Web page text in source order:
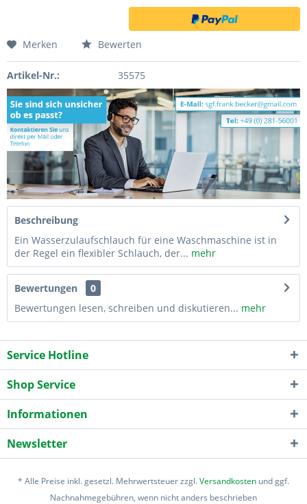
Merken Bewerten
Artikel-Nr.: 35575
Beschreibung
Ein Wasserzulaufschlauch für eine Waschmaschine ist in
der Regel ein flexibler Schlauch, der... mehr
Bewertungen
0
Bewertungen lesen, schreiben und diskutieren... mehr
Service Hotline
Shop Service
Informationen
Newsletter
* Alle Preise inkl. gesetzl. Mehrwertsteuer zzgl.Versandkosten und ggf.
Nachnahmegebühren, wenn nicht anders beschrieben